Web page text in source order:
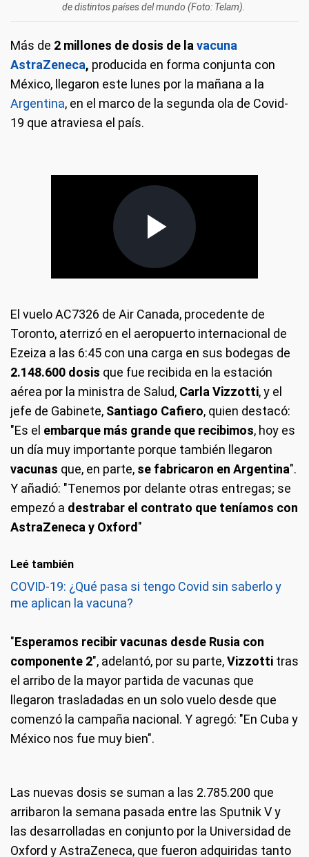
de distintos países del mundo (Foto: Telam).
Más de 2 millones de dosis de la vacuna
AstraZeneca, producida en forma conjunta con
México, llegaron este lunes por la mañana a la
Argentina, en el marco de la segunda ola de Covid-
19 que atraviesa el país.
El vuelo AC7326 de Air Canada, procedente de
Toronto, aterrizó en el aeropuerto internacional de
Ezeiza a las 6:45 con una carga en sus bodegas de
2.148.600 dosis que fue recibida en la estación
aérea por la ministra de Salud, Carla Vizzotti, y el
jefe de Gabinete, Santiago Cafiero, quien destacó:
"Es el embarque más grande que recibimos, hoy es
un día muy importante porque también llegaron
vacunas que, en parte, se fabricaron en Argentina".
Y añadió: "Tenemos por delante otras entregas; se
empezó a destrabar el contrato que teníamos con
AstraZeneca y Oxford"
Leé también
COVID-19: ¿Qué pasa si tengo Covid sin saberlo y
me aplican la vacuna?
"Esperamos recibir vacunas desde Rusia con
componente 2", adelantó, por su parte,Vizzotti tras
el arribo de la mayor partida de vacunas que
llegaron trasladadas en un solo vuelo desde que
comenzó la campaña nacional. Y agregó: "En Cuba y
México nos fue muy bien".
Las nuevas dosis se suman a las 2.785.200 que
arribaron la semana pasada entre las Sputnik V y
las desarrolladas en conjunto por la Universidad de
Oxford y AstraZeneca, que fueron adquiridas tanto